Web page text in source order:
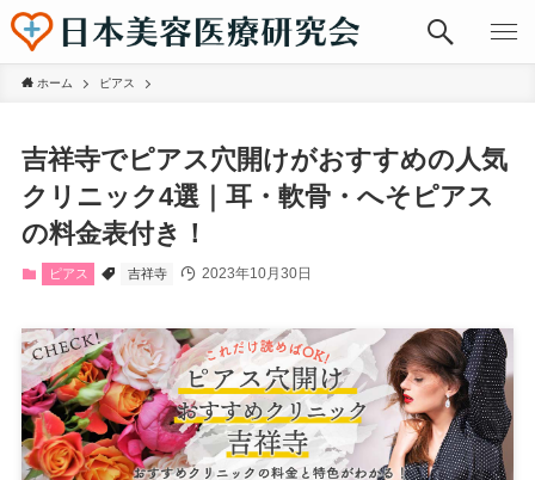
ホーム ピアス
吉祥寺でピアス穴開けがおすすめの人気
クリニック4選｜耳・軟骨・へそピアス
の料金表付き！
ピアス 吉祥寺 2023年10月30日